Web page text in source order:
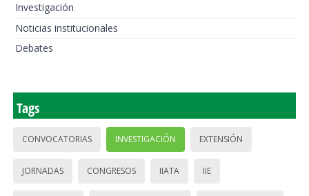
Investigación
Noticias institucionales
Debates
Tags
CONVOCATORIAS INVESTIGACIÓN EXTENSIÓN
JORNADAS CONGRESOS IIATA IIE